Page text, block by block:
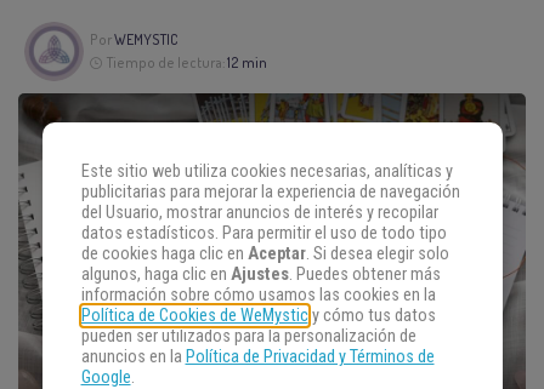
PorWEMYSTIC
Tiempo de lectura:12 min
Este sitio web utiliza cookies necesarias, analíticas y
publicitarias para mejorar la experiencia de navegación
del Usuario, mostrar anuncios de interés y recopilar
datos estadísticos. Para permitir el uso de todo tipo
de cookies haga clic en Aceptar. Si desea elegir solo
algunos, haga clic en Ajustes. Puedes obtener más
información sobre cómo usamos las cookies en la
Política de Cookies de WeMysticy cómo tus datos
pueden ser utilizados para la personalización de
anuncios en la Política de Privacidad y Términos de
Google.